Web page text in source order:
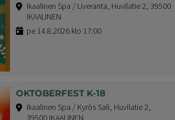
Ikaalinen Spa / Liveranta, Huvilatie 2, 39500
IKAALINEN
pe 14.8.2026 klo 17:00
OKTOBERFEST K-18
Ikaalinen Spa / Kyrös Sali, Huvilatie 2,
39500 IKAALINEN